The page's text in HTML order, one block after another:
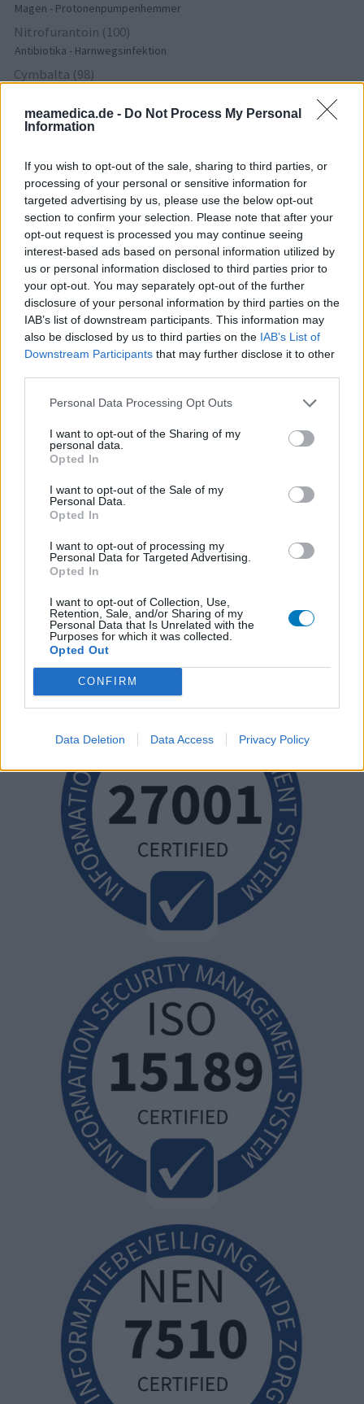
meamedica.de - Do Not Process My Personal
Information
If you wish to opt-out of the sale, sharing to third parties, or
processing of your personal or sensitive information for
targeted advertising by us, please use the below opt-out
section to confirm your selection. Please note that after your
opt-out request is processed you may continue seeing
interest-based ads based on personal information utilized by
us or personal information disclosed to third parties prior to
your opt-out. You may separately opt-out of the further
disclosure of your personal information by third parties on the
IAB’s list of downstream participants. This information may
also be disclosed by us to third parties on the IAB’s List of
Downstream Participants that may further disclose it to other
Personal Data Processing Opt Outs
I want to opt-out of the Sharing of my
personal data.
Opted In
I want to opt-out of the Sale of my
Personal Data.
Opted In
I want to opt-out of processing my
Personal Data for Targeted Advertising.
Opted In
I want to opt-out of Collection, Use,
Retention, Sale, and/or Sharing of my
Personal Data that Is Unrelated with the
Purposes for which it was collected.
Opted Out
CONFIRM
Data Deletion Data Access Privacy Policy
Magen - Protonenpumpenhemmer
Nitrofurantoin (100)
Antibiotika - Harnwegsinfektion
Cymbalta (98)
nutzergenerierter Inhalt. Diese werden vor der Veröffentlichung
gelesen und teilweise überarbeitet, um unseren Standards (für
Arzneimittel- und Gesundheitszustand) zu entsprechen. Wir
setzen von unseren Benutzern keine nachgewiesenen
medizinischen Kenntnisse voraus um ihre Meinungen
auszutauschen. Auf diese Weise geben die beschriebenen
Meinungen und Erfahrungen nur die Ansichten der jeweiligen
Autoren wieder und nicht jene des Eigentümers dieser Website.
Bitte beachten Sie, dass eine Erfahrung von Person zu Person
unterschiedlich sein kann und dass Sie sich immer an Ihren Arzt
oder Apotheker wenden sollten, um medizinischen Rat zu
Medikamenten zu erhalten.